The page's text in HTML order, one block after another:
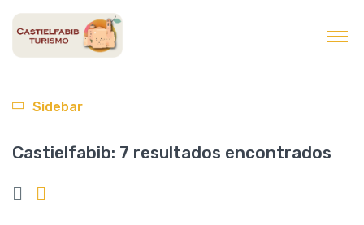
Castielfabib: 7 resultados encontrados
Sidebar